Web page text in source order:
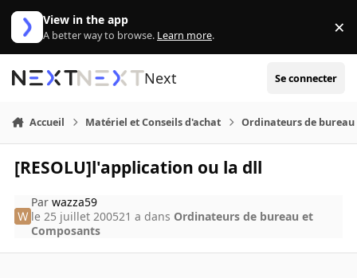
Aller au contenu
View in the app
A better way to browse. Learn more. ×
Next Se connecter
Accueil Matériel et Conseils d'achat Ordinateurs de bureau
[RESOLU]l'application ou la dll
Parwazza59
le 25 juillet 200521 a dans Ordinateurs de bureau et
Composants